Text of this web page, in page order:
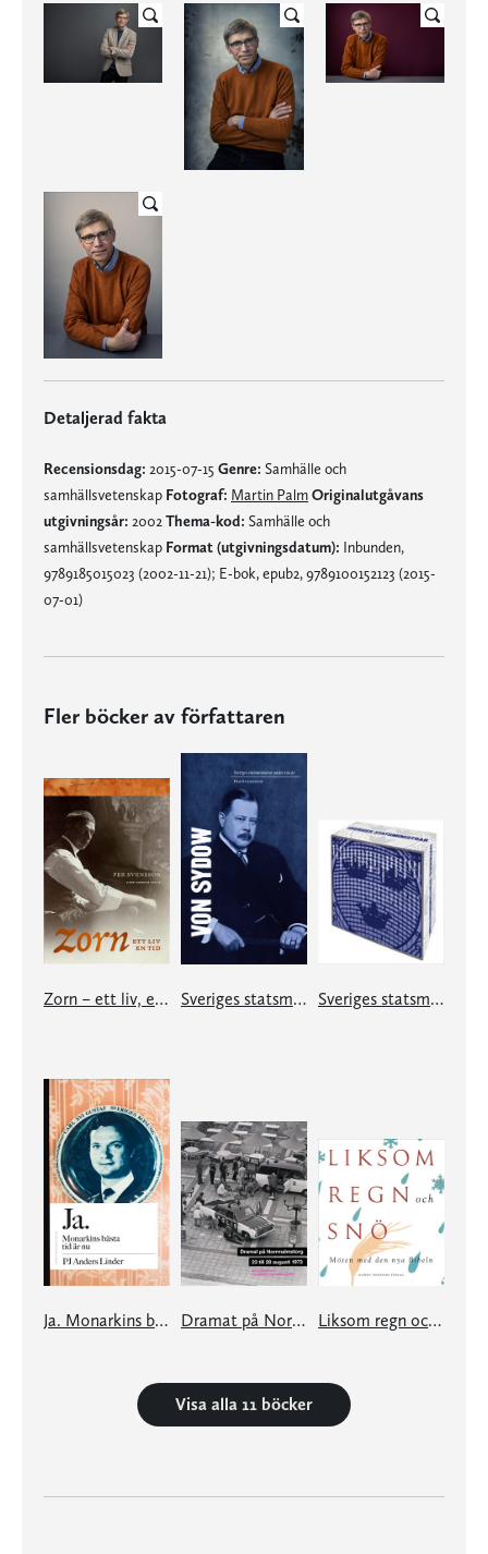
Detaljerad fakta
Recensionsdag: 2015-07-15 Genre: Samhälle och
samhällsvetenskap Fotograf: Martin PalmOriginalutgåvans
utgivningsår: 2002 Thema-kod: Samhälle och
samhällsvetenskap Format (utgivningsdatum): Inbunden,
9789185015023 (2002-11-21); E-bok, epub2, 9789100152123 (2015-
07-01)
Fler böcker av författaren
Zorn – ett liv, en tid Sveriges statsministrar under 100 år. Oscar von Sydow Sveriges statsministrar under 100 år. Samlingsutgåva
Ja. Monarkins bästa tid är nu. Nej. Monarkin har aldrig varit farligare än nu Dramat på Norrmalmstorg Liksom regn och snö - möten med den nya Bibeln
Visa alla 11 böcker